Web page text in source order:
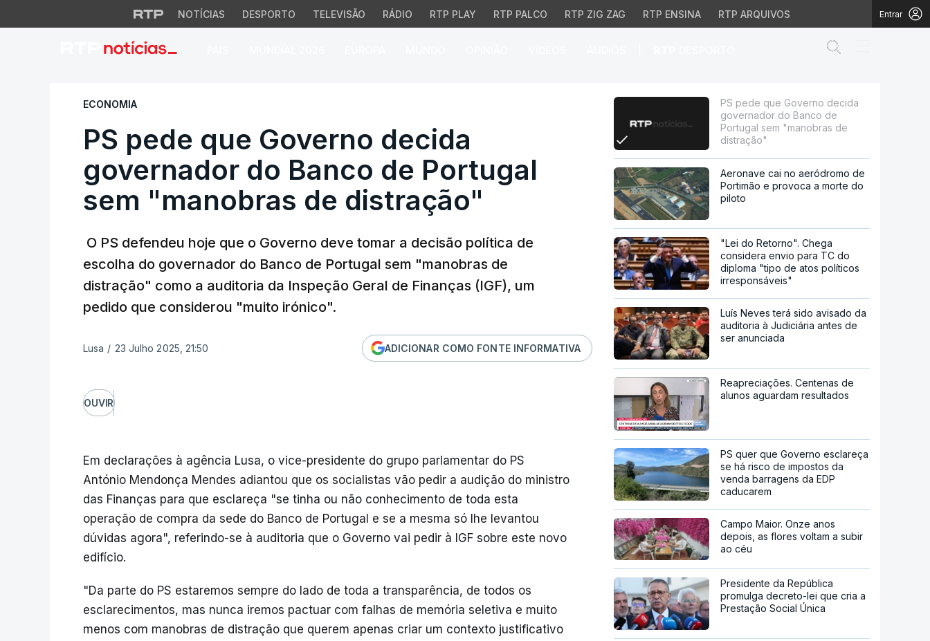
NOTÍCIAS DESPORTO TELEVISÃO RÁDIO RTP PLAY RTP PALCO RTP ZIG ZAG RTP ENSINA RTP ARQUIVOS Entrar
PS pede que Governo decida governador do Banco de Portugal
ECONOMIA
PS pede que Governo decida
governador do Banco de Portugal
sem "manobras de distração"
O PS defendeu hoje que o Governo deve tomar a decisão política de
escolha do governador do Banco de Portugal sem "manobras de
distração" como a auditoria da Inspeção Geral de Finanças (IGF), um
pedido que considerou "muito irónico".
Lusa / 23 Julho 2025, 21:50 ADICIONAR COMO FONTE INFORMATIVA
OUVIR
Em declarações à agência Lusa, o vice-presidente do grupo parlamentar do PS
António Mendonça Mendes adiantou que os socialistas vão pedir a audição do ministro
das Finanças para que esclareça "se tinha ou não conhecimento de toda esta
operação de compra da sede do Banco de Portugal e se a mesma só lhe levantou
dúvidas agora", referindo-se à auditoria que o Governo vai pedir à IGF sobre este novo
edifício.
"Da parte do PS estaremos sempre do lado de toda a transparência, de todos os
esclarecimentos, mas nunca iremos pactuar com falhas de memória seletiva e muito
menos com manobras de distração que querem apenas criar um contexto justificativo
PS pede que Governo decida
governador do Banco de
Portugal sem "manobras de
distração"
Aeronave cai no aeródromo de
Portimão e provoca a morte do
piloto
"Lei do Retorno". Chega
considera envio para TC do
diploma "tipo de atos políticos
irresponsáveis"
Luís Neves terá sido avisado da
auditoria à Judiciária antes de
ser anunciada
Reapreciações. Centenas de
alunos aguardam resultados
PS quer que Governo esclareça
se há risco de impostos da
venda barragens da EDP
caducarem
Campo Maior. Onze anos
depois, as flores voltam a subir
ao céu
Presidente da República
promulga decreto-lei que cria a
Prestação Social Única